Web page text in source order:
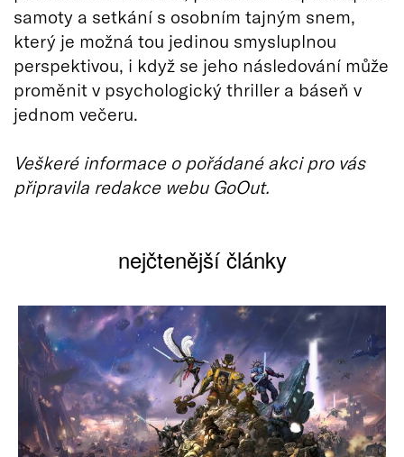
samoty a setkání s osobním tajným snem,
který je možná tou jedinou smysluplnou
perspektivou, i když se jeho následování může
proměnit v psychologický thriller a báseň v
jednom večeru.
Veškeré informace o pořádané akci pro vás
připravila redakce webu GoOut.
nejčtenější články